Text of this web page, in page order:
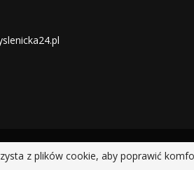
z plików cookie, aby poprawić